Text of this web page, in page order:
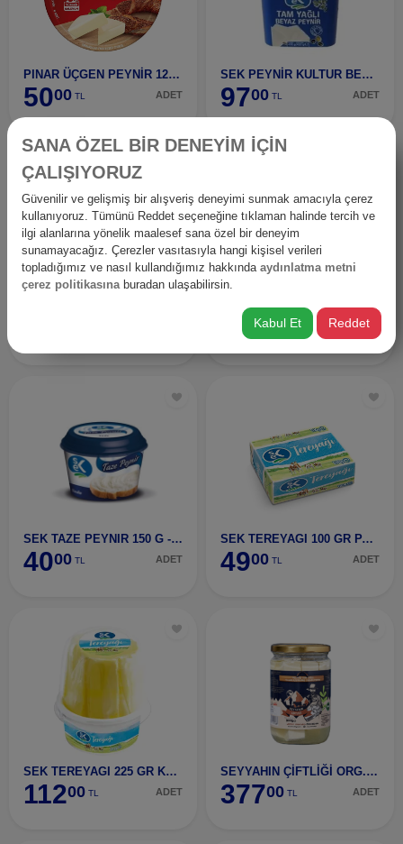
PINAR ÜÇGEN PEYNİR 12,5 GR.
5000 TL ADET
SEK PEYNİR KULTUR BEYAZ 400 GR
9700 TL ADET
SEK TAZE PEYNIR 150 G - KÖZ VE ACI BİBERLİ
40 00 TL ADET
SEK TAZE PEYNIR 150 G - SADE
4000 TL ADET
SEK TEREYAGI 100 GR PAKET
4900 TL ADET
SEK TEREYAGI 225 GR KÖY TİPİ
11200 TL ADET
SEYYAHIN ÇİFTLİĞİ ORG.TAM YAĞLI TULUM PEYNİRİ 300G
37700 TL ADET
SANA ÖZEL BİR DENEYİM İÇİN
ÇALIŞIYORUZ
Güvenilir ve gelişmiş bir alışveriş deneyimi sunmak amacıyla çerez
kullanıyoruz. Tümünü Reddet seçeneğine tıklaman halinde tercih ve
ilgi alanlarına yönelik maalesef sana özel bir deneyim
sunamayacağız. Çerezler vasıtasıyla hangi kişisel verileri
topladığımız ve nasıl kullandığımız hakkında aydınlatma metni
çerez politikasına buradan ulaşabilirsin.
Kabul Et Reddet